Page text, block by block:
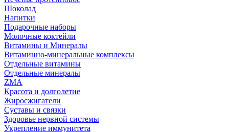
Шоколад
Напитки
Подарочные наборы
Молочные коктейли
Витамины и Минералы
Витаминно-минеральные комплексы
Отдельные витамины
Отдельные минералы
ZMA
Красота и долголетие
Жиросжигатели
Суставы и связки
Здоровье нервной системы
Укрепление иммунитета